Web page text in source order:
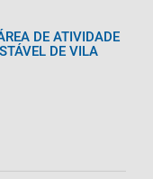
DE ATIVIDADE
DE VILA